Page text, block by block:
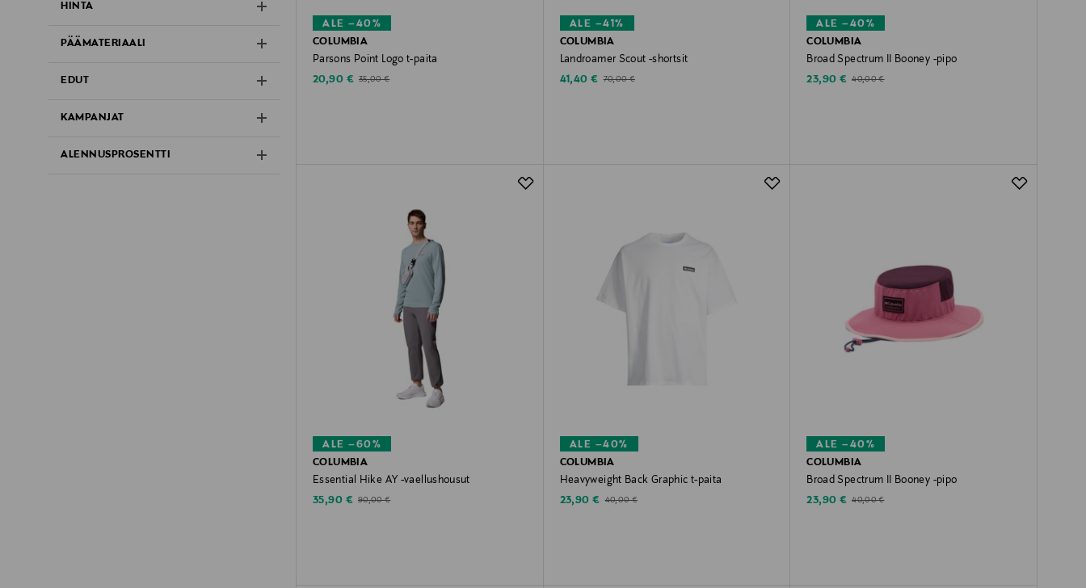
HINTA
PÄÄMATERIAALI
EDUT
KAMPANJAT
ALENNUSPROSENTTI
ALE –40%
COLUMBIA
Parsons Point Logo t-paita
Discounted Price
20,90 € Original Price
35,00 €
ALE –41%
COLUMBIA
Landroamer Scout -shortsit
Discounted Price
41,40 € Original Price
70,00 €
ALE –40%
COLUMBIA
Broad Spectrum II Booney -pipo
Discounted Price
23,90 € Original Price
40,00 €
ALE –60%
COLUMBIA
Essential Hike AY -vaellushousut
Discounted Price
35,90 € Original Price
90,00 €
ALE –40%
COLUMBIA
Heavyweight Back Graphic t-paita
Discounted Price
23,90 € Original Price
40,00 €
ALE –40%
COLUMBIA
Broad Spectrum II Booney -pipo
Discounted Price
23,90 € Original Price
40,00 €